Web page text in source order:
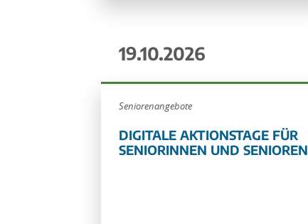
19.10.2026
Seniorenangebote
DIGITALE AKTIONSTAGE FÜR
SENIORINNEN UND SENIOREN